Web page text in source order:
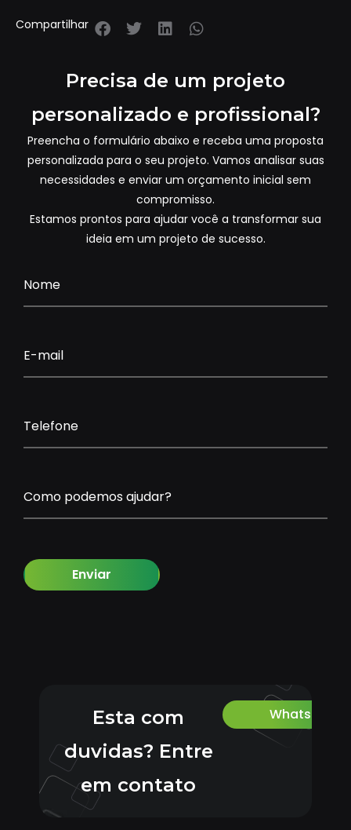
Compartilhar
Precisa de um projeto
personalizado e profissional?
Preencha o formulário abaixo e receba uma proposta
personalizada para o seu projeto. Vamos analisar suas
necessidades e enviar um orçamento inicial sem
compromisso.
Estamos prontos para ajudar você a transformar sua
ideia em um projeto de sucesso.
Nome
E-mail
Telefone
Como podemos ajudar?
Enviar
Esta com
duvidas? Entre
em contato
Whatsapp